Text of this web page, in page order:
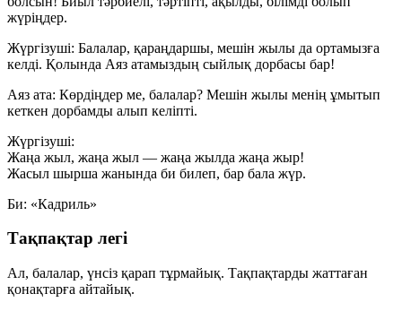
жүріңдер.
Жүргізуші: Балалар, қараңдаршы, мешін жылы да ортамызға
келді. Қолында Аяз атамыздың сыйлық дорбасы бар!
Аяз ата: Көрдіңдер ме, балалар? Мешін жылы менің ұмытып
кеткен дорбамды алып келіпті.
Жүргізуші:
Жаңа жыл, жаңа жыл — жаңа жылда жаңа жыр!
Жасыл шырша жанында би билеп, бар бала жүр.
Би: «Кадриль»
Тақпақтар легі
Ал, балалар, үнсіз қарап тұрмайық. Тақпақтарды жаттаған
қонақтарға айтайық.